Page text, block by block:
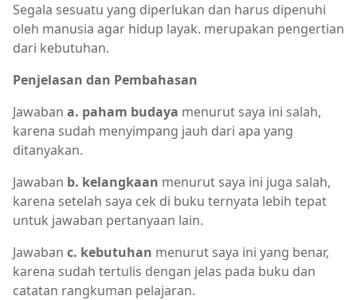
Segala sesuatu yang diperlukan dan harus dipenuhi
oleh manusia agar hidup layak. merupakan pengertian
dari kebutuhan.
Penjelasan dan Pembahasan
Jawaban a. paham budaya menurut saya ini salah,
karena sudah menyimpang jauh dari apa yang
ditanyakan.
Jawaban b. kelangkaan menurut saya ini juga salah,
karena setelah saya cek di buku ternyata lebih tepat
untuk jawaban pertanyaan lain.
Jawaban c. kebutuhan menurut saya ini yang benar,
karena sudah tertulis dengan jelas pada buku dan
catatan rangkuman pelajaran.